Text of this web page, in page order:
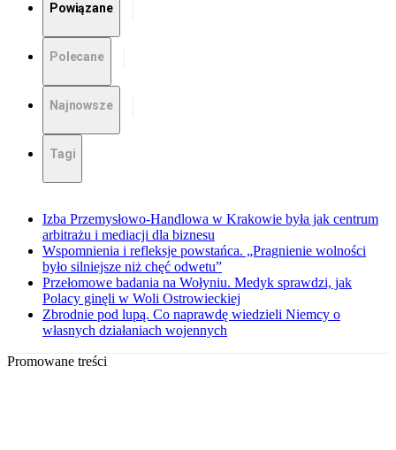
Powiązane
Polecane
Najnowsze
Tagi
Izba Przemysłowo-Handlowa w Krakowie była jak centrum
arbitrażu i mediacji dla biznesu
Wspomnienia i refleksje powstańca. „Pragnienie wolności
było silniejsze niż chęć odwetu”
Przełomowe badania na Wołyniu. Medyk sprawdzi, jak
Polacy ginęli w Woli Ostrowieckiej
Zbrodnie pod lupą. Co naprawdę wiedzieli Niemcy o
własnych działaniach wojennych
Promowane treści